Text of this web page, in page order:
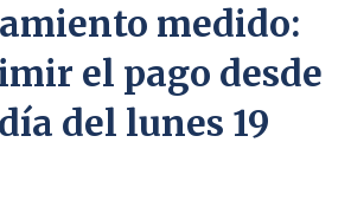
medido:
el pago desde
del lunes 19